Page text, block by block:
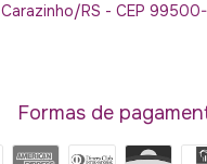
Carazinho/RS - CEP
Formas de